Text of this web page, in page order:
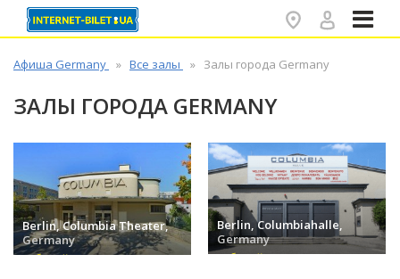
Афиша Germany Все залы Залы города Germany
ЗАЛЫ ГОРОДА GERMANY
Berlin, Columbia Theater,
Germany
событий (0) »
Berlin, Columbiahalle,
Germany
событий (0) »